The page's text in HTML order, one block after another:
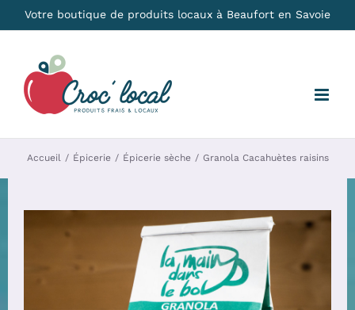
Passer
au
Votre boutique de produits locaux à Beaufort en Savoie
Accueil Épicerie Épicerie sèche Granola Cacahuètes raisins